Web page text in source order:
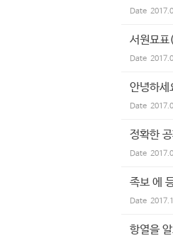
Date
서원묘
Date
안녕하
Date
정확한
Date
족보 에
Date
항열을